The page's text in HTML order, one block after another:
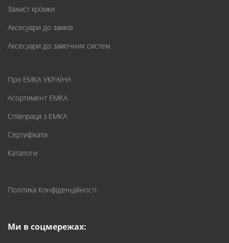
Захист кромки
Аксесуари до замків
Аксесуари до замочних систем
Про ЕМКА УКРАЇНА
Асортимент ЕМКА
Співпраця з ЕМКА
Сертифікати
Каталоги
Політика Конфіденційності
Ми в соцмережах: